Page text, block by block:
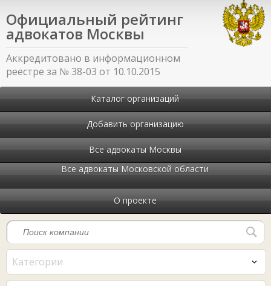
Официальный рейтинг
адвокатов Москвы
Аккредитовано в информационном
реестре за № 38-03 от 10.10.2015
Каталог организаций
Добавить организацию
Все адвокаты Москвы
Все адвокаты Московской области
О проекте
Категории